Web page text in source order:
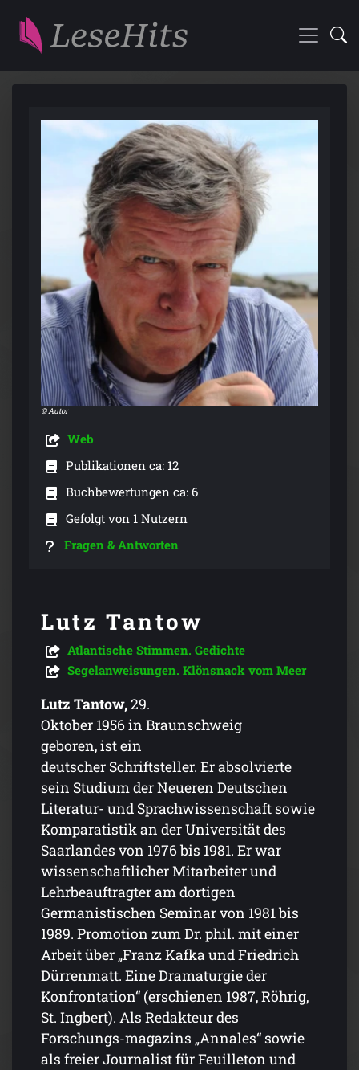
© Autor
Web
Publikationen ca: 12
Buchbewertungen ca: 6
Gefolgt von 1 Nutzern
Fragen & Antworten
Lutz Tantow
Atlantische Stimmen. Gedichte
Segelanweisungen. Klönsnack vom Meer
Lutz Tantow,29.
Oktober 1956 in Braunschweig
geboren, ist ein
deutscher Schriftsteller. Er absolvierte
sein Studium der Neueren Deutschen
Literatur- und Sprachwissenschaft sowie
Komparatistik an der Universität des
Saarlandes von 1976 bis 1981. Er war
wissenschaftlicher Mitarbeiter und
Lehrbeauftragter am dortigen
Germanistischen Seminar von 1981 bis
1989. Promotion zum Dr. phil. mit einer
Arbeit über „Franz Kafka und Friedrich
Dürrenmatt. Eine Dramaturgie der
Konfrontation“ (erschienen 1987, Röhrig,
St. Ingbert). Als Redakteur des
Forschungs-magazins „Annales“ sowie
als freier Journalist für Feuilleton und